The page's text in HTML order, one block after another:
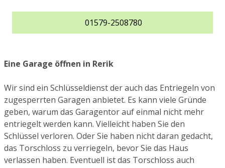
01579-2508780
Eine Garage öffnen in Rerik
Wir sind ein Schlüsseldienst der auch das Entriegeln von
zugesperrten Garagen anbietet. Es kann viele Gründe
geben, warum das Garagentor auf einmal nicht mehr
entriegelt werden kann. Vielleicht haben Sie den
Schlüssel verloren. Oder Sie haben nicht daran gedacht,
das Torschloss zu verriegeln, bevor Sie das Haus
verlassen haben. Eventuell ist das Torschloss auch